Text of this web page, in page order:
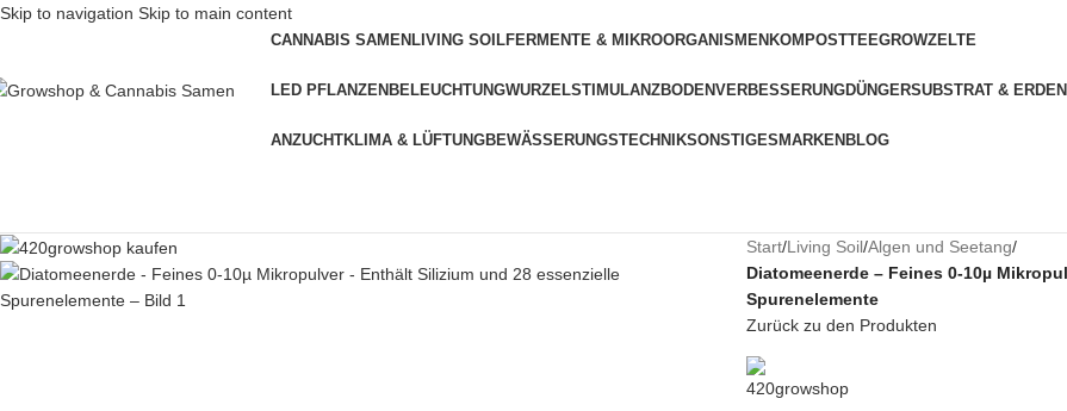
Skip to navigation Skip to main content
CANNABIS SAMENLIVING SOILFERMENTE & MIKROORGANISMENKOMPOSTTEEGROWZELTE
LED PFLANZENBELEUCHTUNGWURZELSTIMULANZBODENVERBESSERUNGDÜNGERSUBSTRAT & ERDEN
ANZUCHTKLIMA & LÜFTUNGBEWÄSSERUNGSTECHNIKSONSTIGESMARKENBLOG
Start/Living Soil/Algen und Seetang/
Diatomeenerde – Feines 0-10µ
Spurenelemente
Zurück zu den Produkten